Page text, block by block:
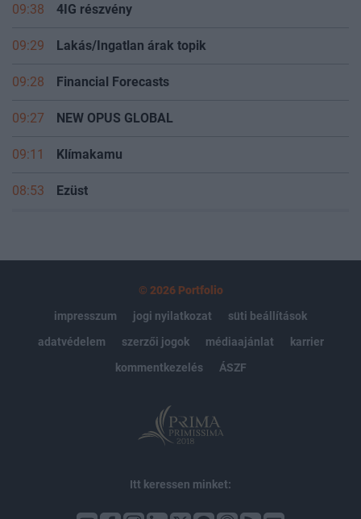
09:38 4IG részvény
09:29 Lakás/Ingatlan árak topik
09:28 Financial Forecasts
09:27 NEW OPUS GLOBAL
09:11 Klímakamu
08:53 Ezüst
© 2026 Portfolio
impresszum
jogi nyilatkozat
süti beállítások
adatvédelem
szerzői jogok médiaajánlat
karrier
kommentkezelés
ÁSZF
Itt keressen minket: